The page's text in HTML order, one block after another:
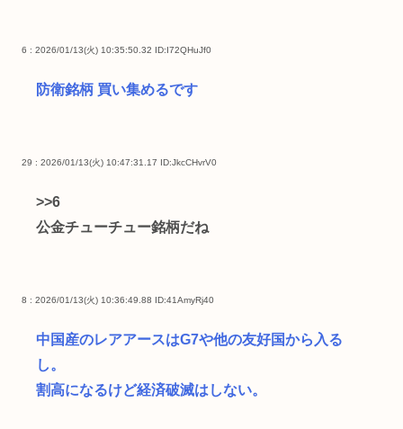
6 : 2026/01/13(火) 10:35:50.32 ID:I72QHuJf0
防衛銘柄 買い集めるです
29 : 2026/01/13(火) 10:47:31.17 ID:JkcCHvrV0
>>6
公金チューチュー銘柄だね
8 : 2026/01/13(火) 10:36:49.88 ID:41AmyRj40
中国産のレアアースはG7や他の友好国から入る
し。
割高になるけど経済破滅はしない。